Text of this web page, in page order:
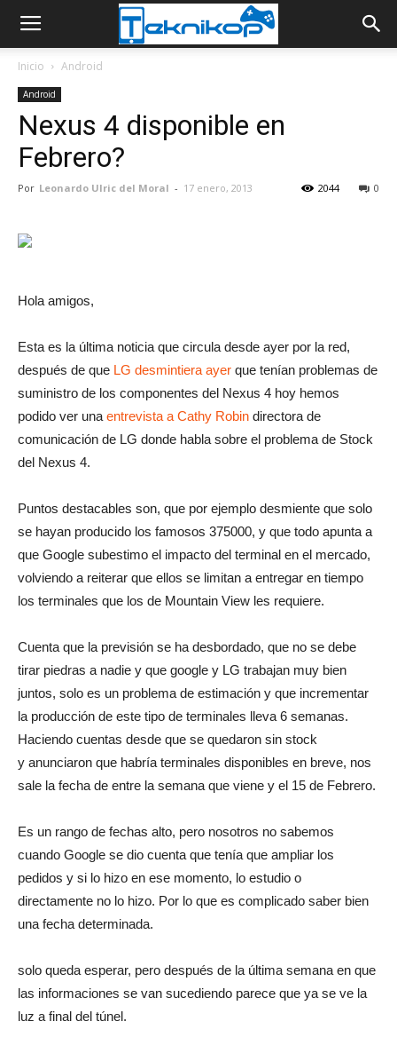
Inicio Android
Android
Nexus 4 disponible en
Febrero?
Por Leonardo Ulric del Moral - 17 enero, 2013 0
2044
Hola amigos,
Esta es la última noticia que circula desde ayer por la red,
después de que LG desmintiera ayer que tenían problemas de
suministro de los componentes del Nexus 4 hoy hemos
podido ver una entrevista a Cathy Robin directora de
comunicación de LG donde habla sobre el problema de Stock
del Nexus 4.
Puntos destacables son, que por ejemplo desmiente que solo
se hayan producido los famosos 375000, y que todo apunta a
que Google subestimo el impacto del terminal en el mercado,
volviendo a reiterar que ellos se limitan a entregar en tiempo
los terminales que los de Mountain View les requiere.
Cuenta que la previsión se ha desbordado, que no se debe
tirar piedras a nadie y que google y LG trabajan muy bien
juntos, solo es un problema de estimación y que incrementar
la producción de este tipo de terminales lleva 6 semanas.
Haciendo cuentas desde que se quedaron sin stock
y anunciaron que habría terminales disponibles en breve, nos
sale la fecha de entre la semana que viene y el 15 de Febrero.
Es un rango de fechas alto, pero nosotros no sabemos
cuando Google se dio cuenta que tenía que ampliar los
pedidos y si lo hizo en ese momento, lo estudio o
directamente no lo hizo. Por lo que es complicado saber bien
una fecha determinada.
solo queda esperar, pero después de la última semana en que
las informaciones se van sucediendo parece que ya se ve la
luz a final del túnel.